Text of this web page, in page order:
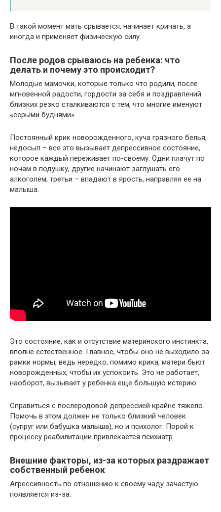
В такой момент мать срывается, начинает кричать, а
иногда и применяет физическую силу.
После родов срываюсь на ребенка: что
делать и почему это происходит?
Молодые мамочки, которые только что родили, после
мгновенной радости, гордости за себя и поздравлений
близких резко сталкиваются с тем, что многие именуют
«серыми буднями».
Постоянный крик новорожденного, куча грязного белья,
недосып – все это вызывает депрессивное состояние,
которое каждый переживает по-своему. Одни плачут по
ночам в подушку, другие начинают заглушать его
алкоголем, третьи – впадают в ярость, направляя ее на
малыша.
Это состояние, как и отсутствие материнского инстинкта,
вполне естественное. Главное, чтобы оно не выходило за
рамки нормы, ведь нередко, помимо крика, матери бьют
новорожденных, чтобы их успокоить. Это не работает,
наоборот, вызывает у ребенка еще большую истерию.
Справиться с послеродовой депрессией крайне тяжело.
Помочь в этом должен не только близкий человек
(супруг или бабушка малыша), но и психолог. Порой к
процессу реабилитации привлекается психиатр.
Внешние факторы, из-за которых раздражает
собственный ребенок
Агрессивность по отношению к своему чаду зачастую
появляется из-за: